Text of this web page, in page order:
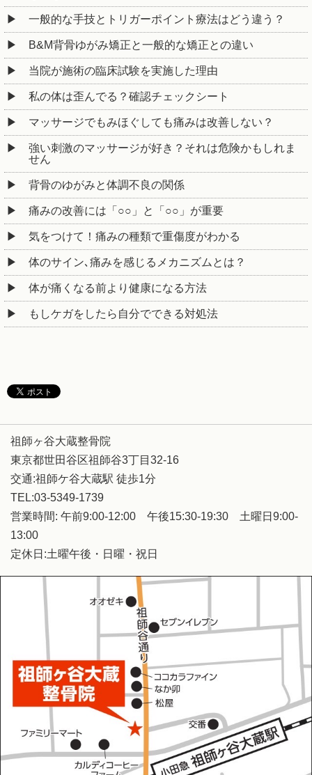
一般的な手技とトリガーポイント療法はどう違う？
B&M背骨ゆがみ矯正と一般的な矯正との違い
当院が施術の臨床試験を実施した理由
私の体は歪んでる？確認チェックシート
マッサージでもみほぐしても痛みは改善しない？
強い刺激のマッサージが好き？それは危険かもしれま
せん
背骨のゆがみと体調不良の関係
痛みの改善には「○○」と「○○」が重要
気をつけて！痛みの種類で重傷度がわかる
体のサイン､痛みを感じるメカニズムとは？
体が痛くなる前より健康になる方法
もしケガをしたら自分でできる対処法
祖師ヶ谷大蔵整骨院
東京都世田谷区祖師谷3丁目32-16
交通:祖師ケ谷大蔵駅 徒歩1分
TEL:03-5349-1739
営業時間: 午前9:00-12:00 午後15:30-19:30 土曜日9:00-
13:00
定休日:土曜午後・日曜・祝日